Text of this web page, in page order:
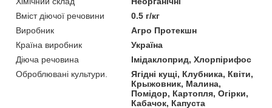
Вміст діючої речовини
0.5 г/кг
Виробник
Агро Протекшн
Країна виробник
Україна
Діюча речовина
Імідаклоприд, Хлорпірифос
Оброблювані культури.
Ягідні кущі, Клубника, Квіти,
Крыжовник, Малина,
Помідор, Картопля, Огірки,
Кабачок, Капуста